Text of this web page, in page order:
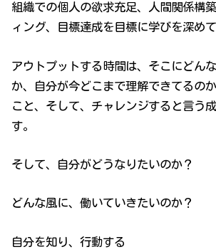
組織での個人の欲求充足、人間関係構
ィング、目標達成を目標に学びを深めて
アウトプットする時間は、そこにどん
か、自分が今どこまで理解できてるの
こと、そして、チャレンジすると言う
す。
そして、自分がどうなりたいのか？
どんな風に、働いていきたいのか？
自分を知り、行動する